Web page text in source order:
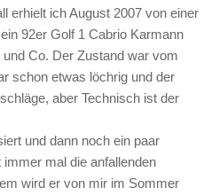
erhielt ich August 2007 von einer
92er Golf 1 Cabrio Karmann
Co. Der Zustand war vom
schon etwas löchrig und der
aber Technisch ist der
und dann noch ein paar
mal die anfallenden
wird er von mir im Sommer